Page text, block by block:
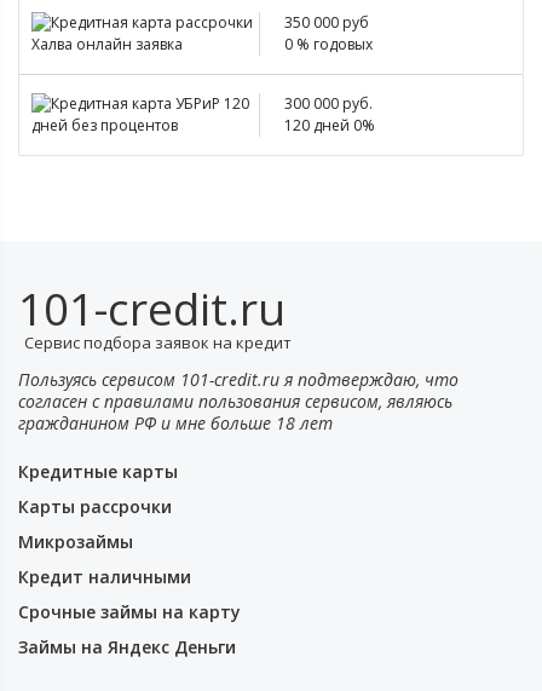
350 000 руб
0 % годовых
300 000 руб.
120 дней 0%
101-credit.ru
Сервис подбора заявок на кредит
Пользуясь сервисом 101-credit.ru я подтверждаю, что
согласен с правилами пользования сервисом, являюсь
гражданином РФ и мне больше 18 лет
Кредитные карты
Карты рассрочки
Микрозаймы
Кредит наличными
Срочные займы на карту
Займы на Яндекс Деньги